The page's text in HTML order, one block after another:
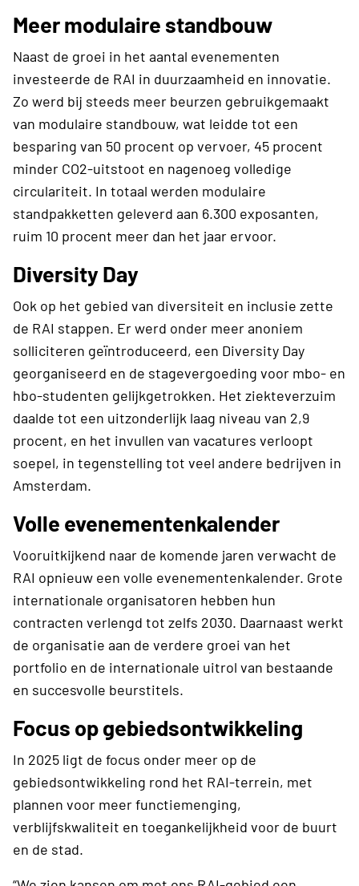
Meer modulaire standbouw
Naast de groei in het aantal evenementen
investeerde de RAI in duurzaamheid en innovatie.
Zo werd bij steeds meer beurzen gebruikgemaakt
van modulaire standbouw, wat leidde tot een
besparing van 50 procent op vervoer, 45 procent
minder CO2-uitstoot en nagenoeg volledige
circulariteit. In totaal werden modulaire
standpakketten geleverd aan 6.300 exposanten,
ruim 10 procent meer dan het jaar ervoor.
Diversity Day
Ook op het gebied van diversiteit en inclusie zette
de RAI stappen. Er werd onder meer anoniem
solliciteren geïntroduceerd, een Diversity Day
georganiseerd en de stagevergoeding voor mbo- en
hbo-studenten gelijkgetrokken. Het ziekteverzuim
daalde tot een uitzonderlijk laag niveau van 2,9
procent, en het invullen van vacatures verloopt
soepel, in tegenstelling tot veel andere bedrijven in
Amsterdam.
Volle evenementenkalender
Vooruitkijkend naar de komende jaren verwacht de
RAI opnieuw een volle evenementenkalender. Grote
internationale organisatoren hebben hun
contracten verlengd tot zelfs 2030. Daarnaast werkt
de organisatie aan de verdere groei van het
portfolio en de internationale uitrol van bestaande
en succesvolle beurstitels.
Focus op gebiedsontwikkeling
In 2025 ligt de focus onder meer op de
gebiedsontwikkeling rond het RAI-terrein, met
plannen voor meer functiemenging,
verblijfskwaliteit en toegankelijkheid voor de buurt
en de stad.